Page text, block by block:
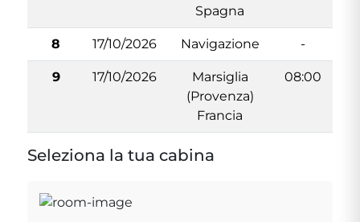
Spagna
8 17/10/2026 Navigazione -
9 17/10/2026
Marsiglia
(Provenza)
Francia
08:00
Seleziona la tua cabina